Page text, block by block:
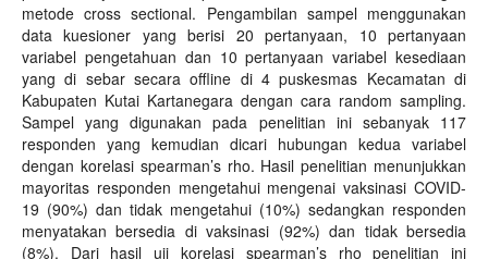
metode cross sectional. Pengambilan sampel menggunakan
data kuesioner yang berisi 20 pertanyaan, 10 pertanyaan
variabel pengetahuan dan 10 pertanyaan variabel kesediaan
yang di sebar secara offline di 4 puskesmas Kecamatan di
Kabupaten Kutai Kartanegara dengan cara random sampling.
Sampel yang digunakan pada penelitian ini sebanyak 117
responden yang kemudian dicari hubungan kedua variabel
dengan korelasi spearman’s rho. Hasil penelitian menunjukkan
mayoritas responden mengetahui mengenai vaksinasi COVID-
19 (90%) dan tidak mengetahui (10%) sedangkan responden
menyatakan bersedia di vaksinasi (92%) dan tidak bersedia
(8%). Dari hasil uji korelasi spearman’s rho penelitian ini